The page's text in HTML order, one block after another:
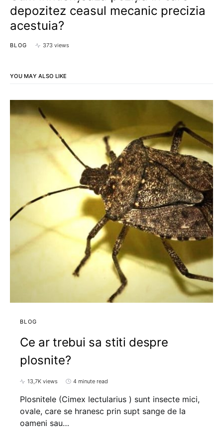
depozitez ceasul mecanic precizia
acestuia?
BLOG 373 views
YOU MAY ALSO LIKE
BLOG
Ce ar trebui sa stiti despre
plosnite?
13,7K views 4 minute read
Plosnitele (Cimex lectularius ) sunt insecte mici,
ovale, care se hranesc prin supt sange de la
oameni sau…